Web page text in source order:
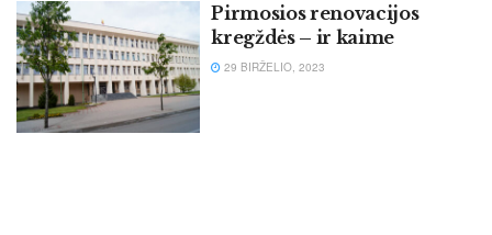
Pirmosios renovacijos
kregždės – ir kaime
29 BIRŽELIO, 2023